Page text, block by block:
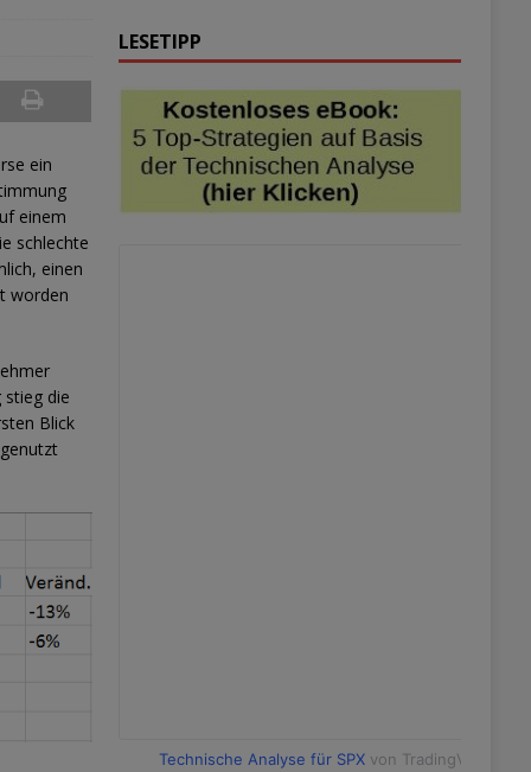
ein
einem
schlechte
einen
worden
stieg die
Blick
LESETIPP
Technische Analyse für SPXvon TradingView